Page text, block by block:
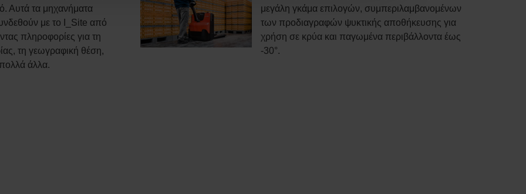
Αυτά τα μηχανήματα
με το I_Site από
πληροφορίες για τη
τη γεωγραφική θέση,
άλλα.
μεγάλη γκάμα επιλογών, συμπεριλαμβανομένων
των προδιαγραφών ψυκτικής αποθήκευσης για
χρήση σε κρύα και παγωμένα περιβάλλοντα έως
-30°.